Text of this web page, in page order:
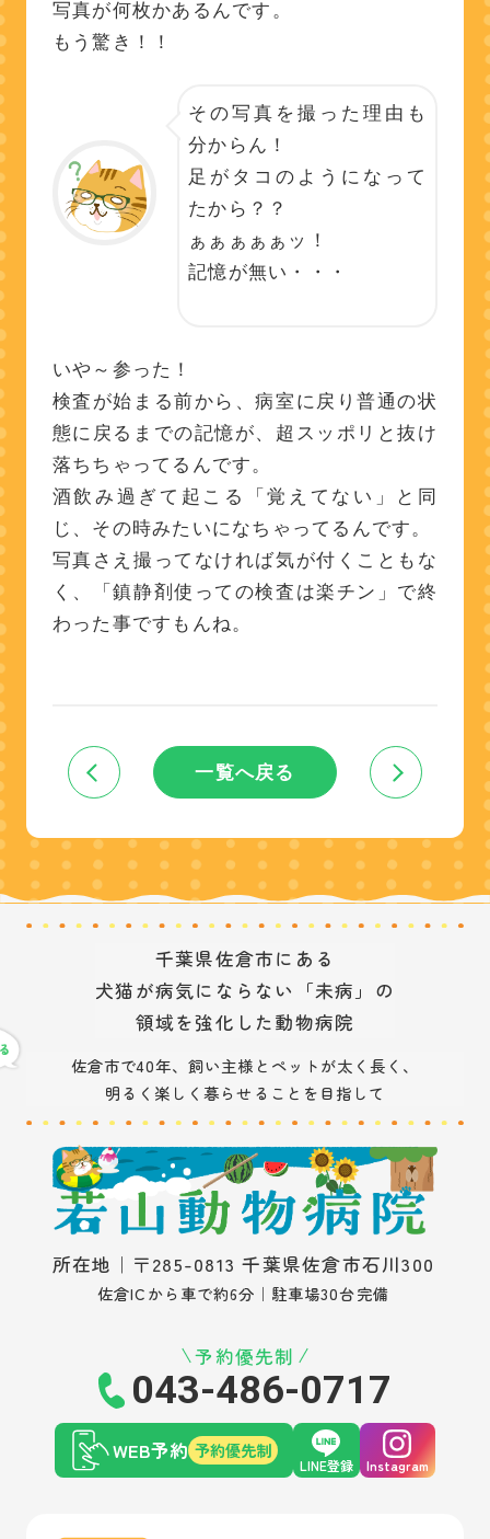
写真が何枚かあるんです。
もう驚き！！
その写真を撮った理由も
分からん！
足がタコのようになって
たから？？
ぁぁぁぁぁッ！
記憶が無い・・・
いや～参った！
検査が始まる前から、病室に戻り普通の状
態に戻るまでの記憶が、超スッポリと抜け
落ちちゃってるんです。
酒飲み過ぎて起こる「覚えてない」と同
じ、その時みたいになちゃってるんです。
写真さえ撮ってなければ気が付くこともな
く、「鎮静剤使っての検査は楽チン」で終
わった事ですもんね。
一覧へ戻る
千葉県佐倉市にある
犬猫が病気にならない「未病」の
領域を強化した動物病院
佐倉市で40年、飼い主様とペットが太く長く、
明るく楽しく暮らせることを目指して
所在地｜〒285-0813 千葉県佐倉市石川300
佐倉ICから車で約6分｜駐車場30台完備
予約優先制
043-486-0717
WEB予約 予約優先制
LINE登録 Instagram